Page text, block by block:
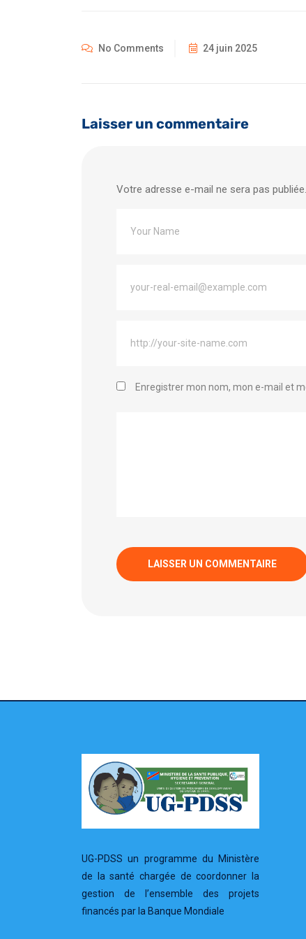
No Comments 24 juin 2025
Laisser un commentaire
Votre adresse e-mail ne sera pas publiée.
Enregistrer mon nom, mon e-mail et
UG-PDSS un programme du Ministère
de la santé chargée de coordonner la
gestion de l’ensemble des projets
financés par la Banque Mondiale